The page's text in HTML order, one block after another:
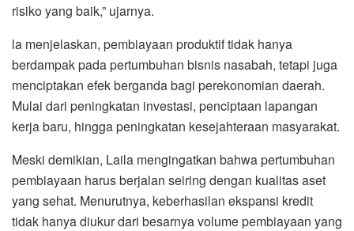
risiko yang baik,” ujarnya.
la menjelaskan, pembiayaan produktif tidak hanya
berdampak pada pertumbuhan bisnis nasabah, tetapi juga
menciptakan efek berganda bagi perekonomian daerah.
Mulai dari peningkatan investasi, penciptaan lapangan
kerja baru, hingga peningkatan kesejahteraan masyarakat.
Meski demikian, Laila mengingatkan bahwa pertumbuhan
pembiayaan harus berjalan seiring dengan kualitas aset
yang sehat. Menurutnya, keberhasilan ekspansi kredit
tidak hanya diukur dari besarnya volume pembiayaan yang